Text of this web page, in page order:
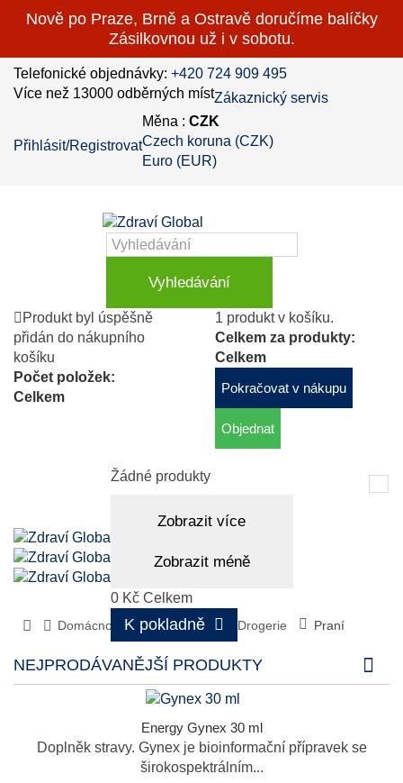
Nově po Praze, Brně a Ostravě doručíme balíčky
Zásilkovnou už i v sobotu.
Telefonické objednávky: +420 724 909 495
Více než 13000 odběrných místZákaznický servis
Přihlásit/Registrovat
Měna : CZK
Czech koruna (CZK)
Euro (EUR)
Vyhledávání
Košík
(prázdný)
Žádné produkty
Zobrazit více
Zobrazit méně
0 Kč Celkem
K pokladně
Produkt byl úspěšně
přidán do nákupního
košíku
Počet položek:
Celkem
1 produkt v košíku.
Celkem za produkty:
Celkem
Pokračovat v nákupu
Objednat
Domácnost, aromaterapie Drogerie Praní
NEJPRODÁVANĚJŠÍ PRODUKTY
Energy Gynex 30 ml
Doplněk stravy. Gynex je bioinformační přípravek se
širokospektrálním...